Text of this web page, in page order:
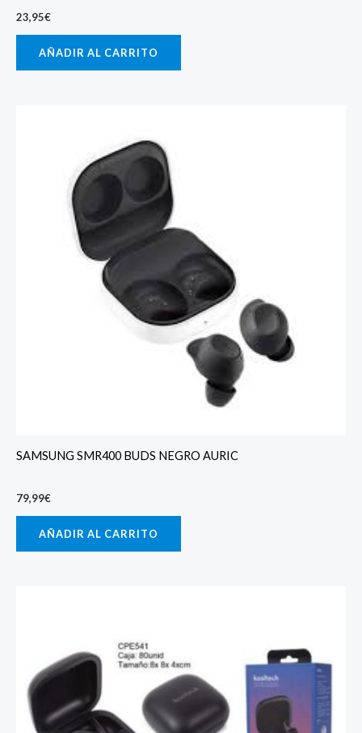
23,95€
AÑADIR AL CARRITO
SAMSUNG SMR400 BUDS NEGRO AURIC
79,99€
AÑADIR AL CARRITO